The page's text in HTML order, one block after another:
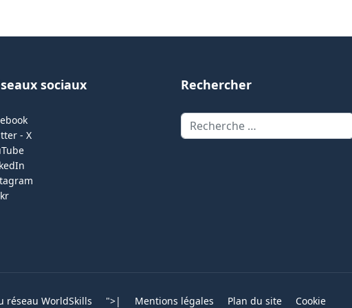
sociaux
- X
Rechercher
Rechercher
réseau WorldSkills ">| Mentions légales Plan du site Cookie